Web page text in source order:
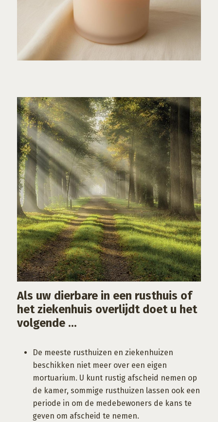
Als uw dierbare in een rusthuis of
het ziekenhuis overlijdt doet u het
volgende ...
De meeste rusthuizen en ziekenhuizen
beschikken niet meer over een eigen
mortuarium. U kunt rustig afscheid nemen op
de kamer, sommige rusthuizen lassen ook een
periode in om de medebewoners de kans te
geven om afscheid te nemen.